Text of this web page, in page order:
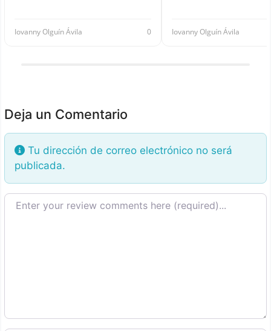
Iovanny Olguín Ávila 0 Iovanny Olguín Ávila
Deja un Comentario
Tu dirección de correo electrónico no será
publicada.
Texto de la reseña